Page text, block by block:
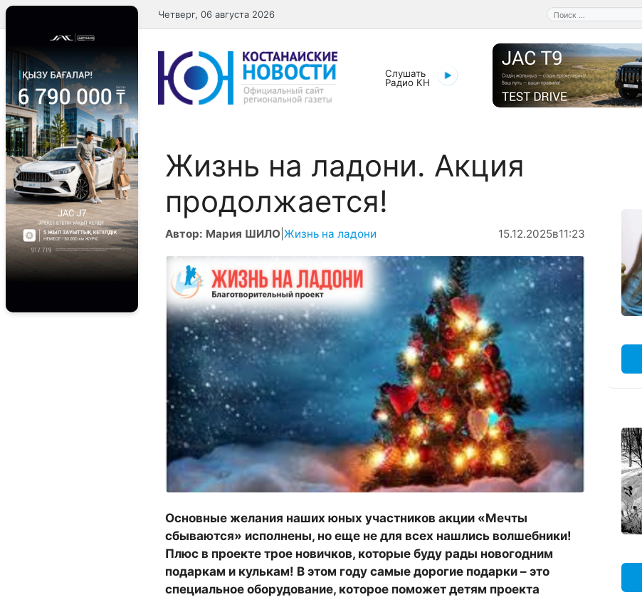
Перейти
к
содержимому
Поиск:
Четверг, 06 августа 2026
Слушать
Радио КН
Жизнь на ладони. Акция
продолжается!
Автор: Мария ШИЛО Жизнь на ладони 15.12.2025в11:23
Основные желания наших юных участников акции «Мечты
сбываются» исполнены, но еще не для всех нашлись волшебники!
Плюс в проекте трое новичков, которые буду рады новогодним
подаркам и кулькам! В этом году самые дорогие подарки – это
специальное оборудование, которое поможет детям проекта